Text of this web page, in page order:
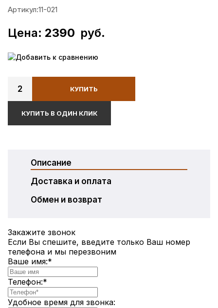
Артикул:11-021
Цена: 2390 руб.
Добавить к сравнению
2 КУПИТЬ
КУПИТЬ В ОДИН КЛИК
Описание
Доставка и оплата
Обмен и возврат
Закажите звонок
Если Вы спешите, введите только Ваш номер
телефона и мы перезвоним
Ваше имя:*
Телефон:*
Удобное время для звонка: